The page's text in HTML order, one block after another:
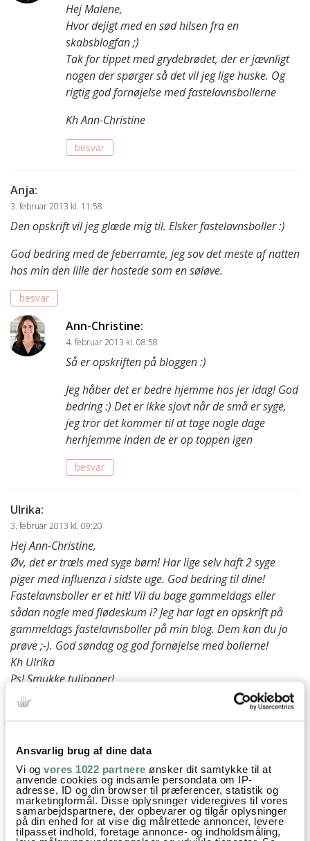
Ansvarlig brug af dine data
Vi og vores 1022 partnere ønsker dit samtykke til at
anvende cookies og indsamle persondata om IP-
adresse, ID og din browser til præferencer, statistik og
marketingformål. Disse oplysninger videregives til vores
samarbejdspartnere, der opbevarer og tilgår oplysninger
på din enhed for at vise dig målrettede annoncer, levere
tilpasset indhold, foretage annonce- og indholdsmåling,
Hej Malene,
Hvor dejigt med en sød hilsen fra en
skabsblogfan ;)
Tak for tippet med grydebrødet, der er jævnligt
nogen der spørger så det vil jeg lige huske. Og
rigtig god fornøjelse med fastelavnsbollerne
Kh Ann-Christine
besvar
Anja:
3. februar 2013 kl. 11:58
Den opskrift vil jeg glæde mig til. Elsker fastelavnsboller :)
God bedring med de feberramte, jeg sov det meste af natten
hos min den lille der hostede som en søløve.
besvar
Ann-Christine:
4. februar 2013 kl. 08:58
Så er opskriften på bloggen :)
Jeg håber det er bedre hjemme hos jer idag! God
bedring :) Det er ikke sjovt når de små er syge,
jeg tror det kommer til at tage nogle dage
herhjemme inden de er op toppen igen
besvar
Ulrika:
3. februar 2013 kl. 09:20
Hej Ann-Christine,
Øv, det er træls med syge børn! Har lige selv haft 2 syge
piger med influenza i sidste uge. God bedring til dine!
Fastelavnsboller er et hit! Vil du bage gammeldags eller
sådan nogle med flødeskum i? Jeg har lagt en opskrift på
gammeldags fastelavnsboller på min blog. Dem kan du jo
prøve ;-). God søndag og god fornøjelse med bollerne!
Kh Ulrika
Ps! Smukke tulipaner!
besvar
3. februar 2013 kl. 10:27
Tak! De har det heldigvis lidt bedre her til
morgen, så forhåbentlig skal der kun en
weekend til at komme over det! Dem jeg har i
tankerne minder om de gammeldags, jeg har
allerede næsten på plads hvad jeg vil fylde i dem